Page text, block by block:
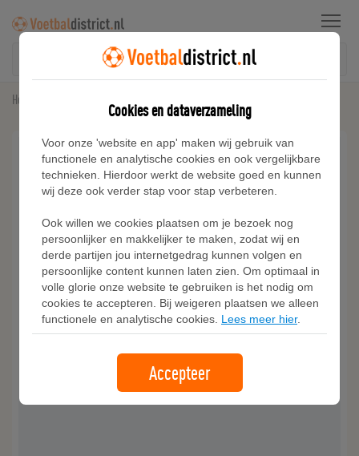
Menu
Home
Cookies en dataverzameling
Voor onze 'website en app' maken wij gebruik van
functionele en analytische cookies en ook vergelijkbare
technieken. Hierdoor werkt de website goed en kunnen
wij deze ook verder stap voor stap verbeteren.
Ook willen we cookies plaatsen om je bezoek nog
persoonlijker en makkelijker te maken, zodat wij en
derde partijen jou internetgedrag kunnen volgen en
persoonlijke content kunnen laten zien. Om optimaal in
volle glorie onze website te gebruiken is het nodig om
cookies te accepteren. Bij weigeren plaatsen we alleen
functionele en analytische cookies. Lees meer hier.
Accepteer